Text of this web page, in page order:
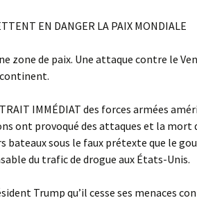
EN DANGER LA PAIX MONDIALE
zone de paix. Une attaque contre le
IMMÉDIAT des forces armées
ont provoqué des attaques et la mort
bateaux sous le faux prétexte que le
du trafic de drogue aux États-Unis.
Trump qu’il cesse ses menaces